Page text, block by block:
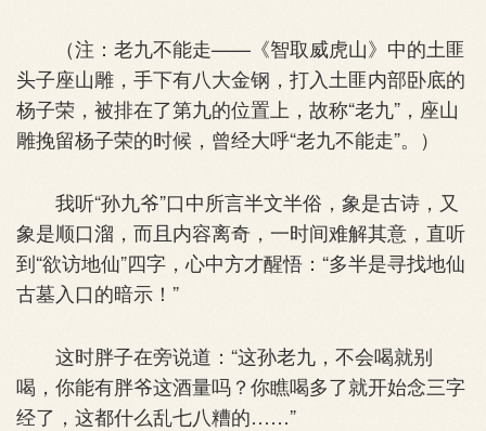
（注：老九不能走——《智取威虎山》中的土匪
头子座山雕，手下有八大金钢，打入土匪内部卧底的
杨子荣，被排在了第九的位置上，故称“老九”，座山
雕挽留杨子荣的时候，曾经大呼“老九不能走”。）
我听“孙九爷”口中所言半文半俗，象是古诗，又
象是顺口溜，而且内容离奇，一时间难解其意，直听
到“欲访地仙”四字，心中方才醒悟：“多半是寻找地仙
古墓入口的暗示！”
这时胖子在旁说道：“这孙老九，不会喝就别
喝，你能有胖爷这酒量吗？你瞧喝多了就开始念三字
经了，这都什么乱七八糟的……”